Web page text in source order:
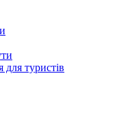
для туристів